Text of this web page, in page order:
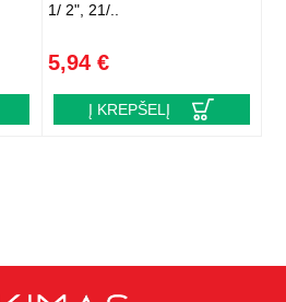
1/ 2", 21/..
5,94 €
Į KREPŠELĮ